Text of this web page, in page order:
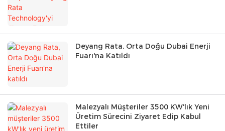
Deyang Rata, Orta Doğu Dubai Enerji
Fuarı'na Katıldı
Malezyalı Müşteriler 3500 KW'lık Yeni
Üretim Sürecini Ziyaret Edip Kabul
Ettiler